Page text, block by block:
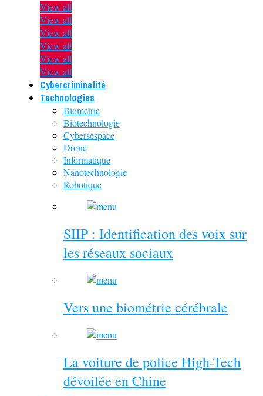
View all
View all
View all
View all
View all
View all
Cybercriminalité
Technologies
Biométrie
Biotechnologie
Cybersespace
Drone
Informatique
Nanotechnologie
Robotique
SIIP : Identification des voix sur
les réseaux sociaux
Vers une biométrie cérébrale
La voiture de police High-Tech
dévoilée en Chine